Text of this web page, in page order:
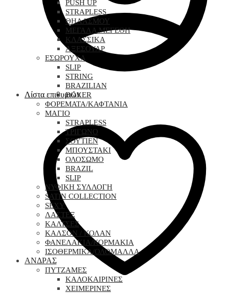
Λίστα επιθυμιών
PUSH UP
STRAPLESS
ΘΗΛΑΣΜΟΥ
ΜΕΓΑΛΑ ΜΕΓΕΘΗ
ΚΛΑΣΣΙΚΑ
ΑΞΕΣΟΥΑΡ
ΕΣΩΡΟΥΧΑ
SLIP
STRING
BRAZILIAN
BOXER
ΦΟΡΕΜΑΤΑ/ΚΑΦΤΑΝΙΑ
ΜΑΓΙΟ
STRAPLESS
ΤΡΙΓΩΝΟ
ΣΟΥΤΙΕΝ
ΜΠΟΥΣΤΑΚΙ
ΟΛΟΣΩΜΟ
BRAZIL
SLIP
ΝΥΦΙΚΗ ΣΥΛΛΟΓΗ
SATIN COLLECTION
SEXY
ΛΑΣΤΕΞ
ΚΑΛΤΣΕΣ
ΚΑΛΣΟΝ / ΚΟΛΑΝ
ΦΑΝΕΛΑΚΙΑ/ΚΟΡΜΑΚΙΑ
ΙΣΟΘΕΡΜΙΚΑ/ΟΛΟΜΑΛΛΑ
ΑΝΔΡΑΣ
ΠΥΤΖΑΜΕΣ
ΚΑΛΟΚΑΙΡΙΝΕΣ
ΧΕΙΜΕΡΙΝΕΣ